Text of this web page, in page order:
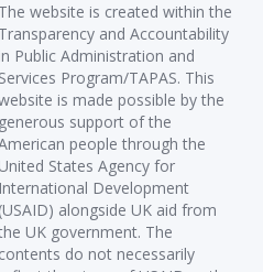
The website is created within the
Transparency and Accountability
Public Administration and
Services Program/TAPAS. This
is made possible by the
generous support of the
people through the
States Agency for
International Development
(USAID) alongside UK aid from
UK government. The
contents do not necessarily